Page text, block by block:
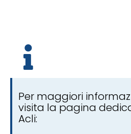
Per maggiori
visita la pagina
Acli: